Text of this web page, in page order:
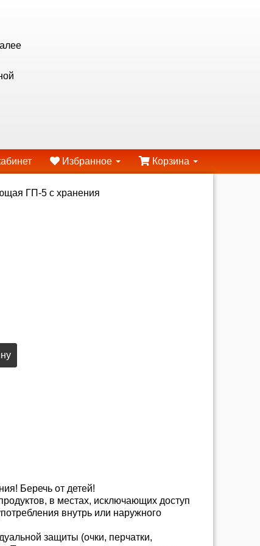
Избранное Корзина
ГП-5 с хранения
Беречь от детей!
в местах, исключающих доступ
внутрь или наружного
защиты (очки, перчатки,